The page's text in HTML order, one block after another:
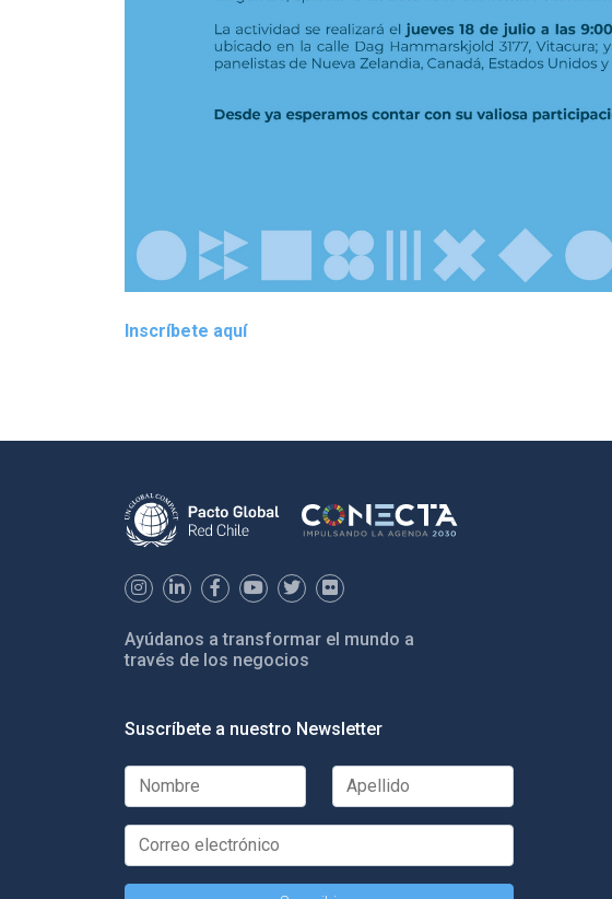
Inscríbete aquí
Ayúdanos a transformar el mundo a
través de los negocios
Suscríbete a nuestro Newsletter